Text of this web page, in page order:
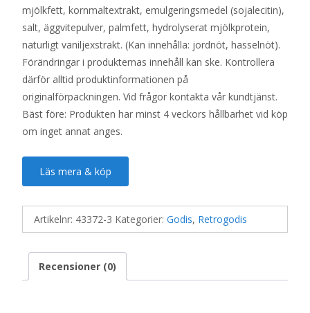
mjölkfett, kornmaltextrakt, emulgeringsmedel (sojalecitin),
salt, äggvitepulver, palmfett, hydrolyserat mjölkprotein,
naturligt vaniljexstrakt. (Kan innehålla: jordnöt, hasselnöt).
Förändringar i produkternas innehåll kan ske. Kontrollera
därför alltid produktinformationen på
originalförpackningen. Vid frågor kontakta vår kundtjänst.
Bäst före: Produkten har minst 4 veckors hållbarhet vid köp
om inget annat anges.
Läs mera & köp
Artikelnr: 43372-3 Kategorier: Godis, Retrogodis
Recensioner (0)